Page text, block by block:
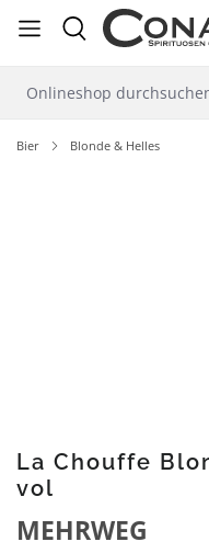
springen
Bier Blonde & Helles
La Chouffe
vol
MEHRWEG